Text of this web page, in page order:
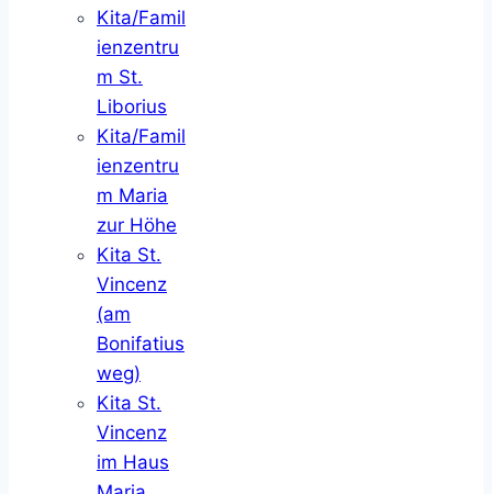
Kita/Famil
ienzentru
m St.
Liborius
Kita/Famil
ienzentru
m Maria
zur Höhe
Kita St.
Vincenz
(am
Bonifatius
weg)
Kita St.
Vincenz
im Haus